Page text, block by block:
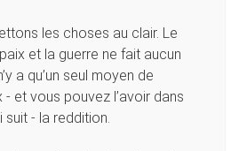
les choses au clair. Le
et la guerre ne fait aucun
a qu’un seul moyen de
- et vous pouvez l’avoir dans
suit - la reddition.